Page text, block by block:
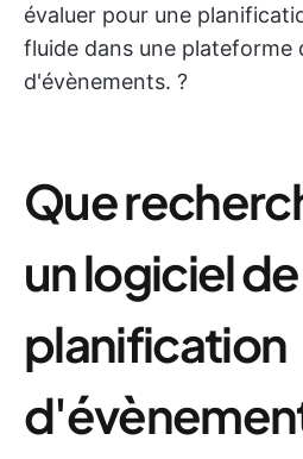
évaluer pour une
fluide dans une plateforme
d'évènements. ?
Que
un logiciel de
planification